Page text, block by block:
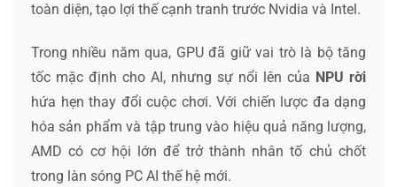
toàn diện, tạo lợi thế cạnh tranh trước Nvidia và Intel.
Trong nhiều năm qua, GPU đã giữ vai trò là bộ tăng
tốc mặc định cho AI, nhưng sự nổi lên của NPU rời
hứa hẹn thay đổi cuộc chơi. Với chiến lược đa dạng
hóa sản phẩm và tập trung vào hiệu quả năng lượng,
AMD có cơ hội lớn để trở thành nhân tố chủ chốt
trong làn sóng PC AI thế hệ mới.